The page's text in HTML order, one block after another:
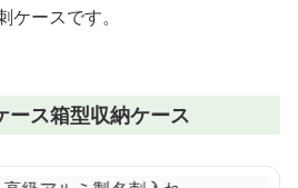
ケースです。
ース箱型収納ケース